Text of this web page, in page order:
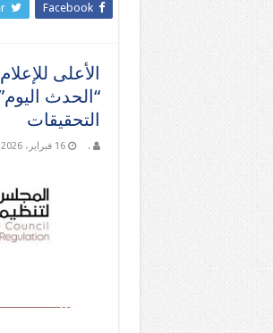
Facebook
الأعلى
“الحدث
التحقيقات
. 16 فبراير، 2026